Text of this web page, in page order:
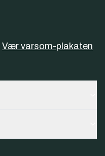
Vær varsom-plakaten